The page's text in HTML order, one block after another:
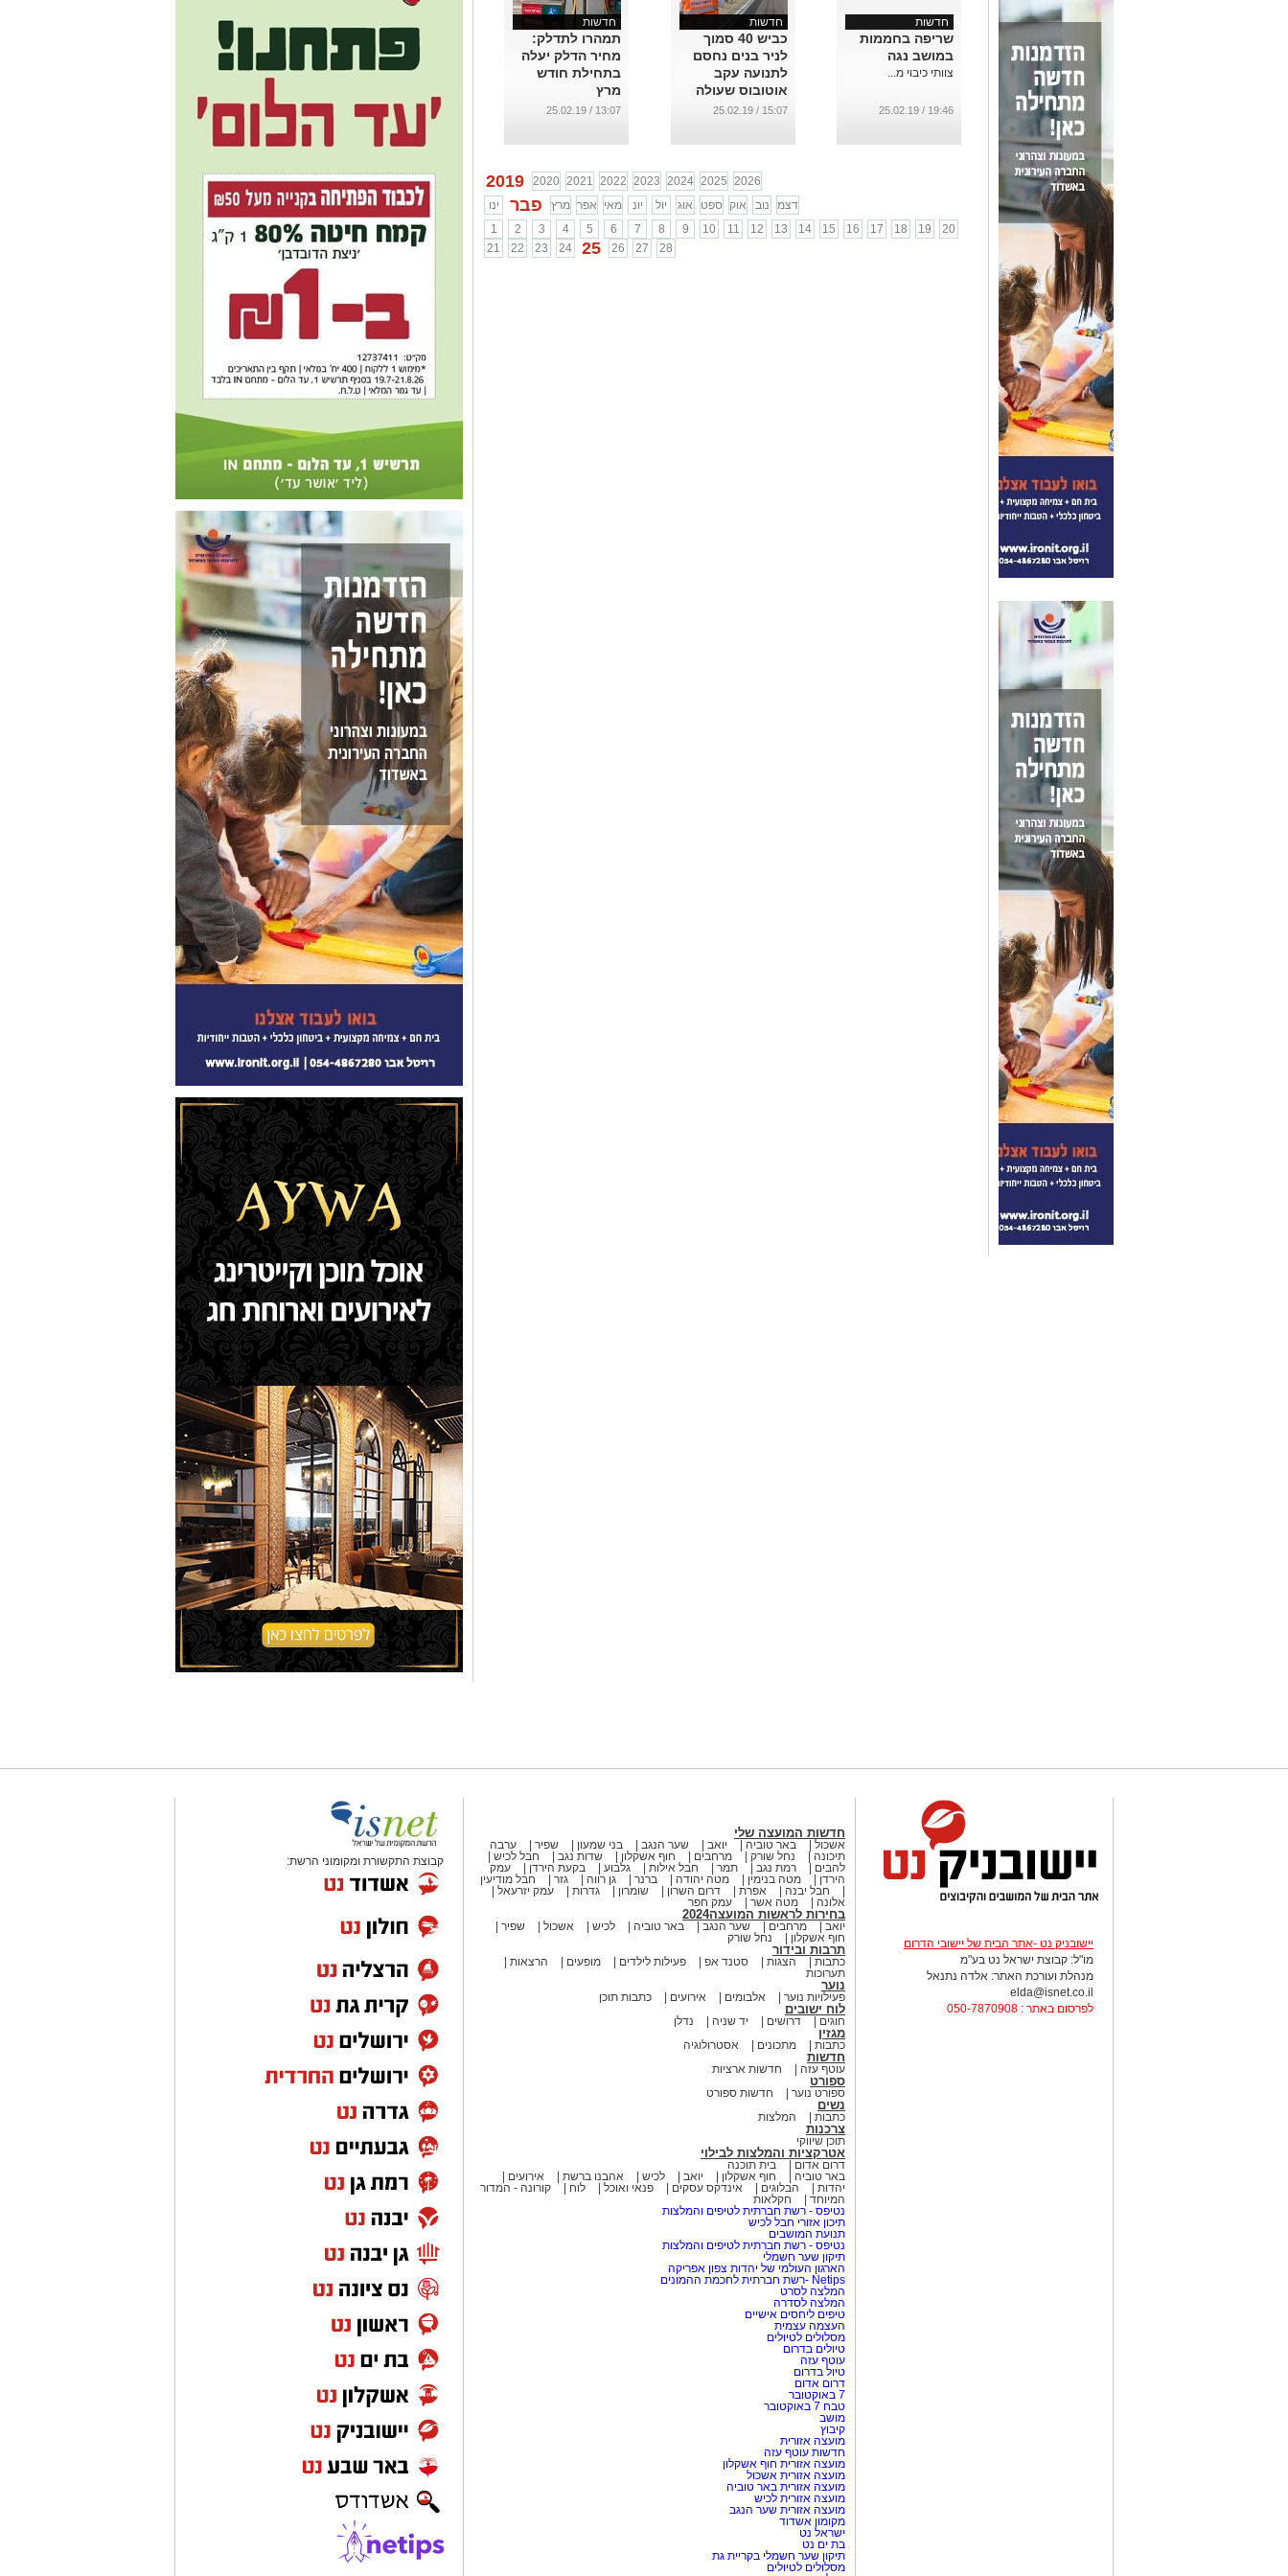
חדשות
שריפה בחממות
במושב נגה
צוותי כיבוי מ...
19:46 / 25.02.19
חדשות
כביש 40 סמוך
לניר בנים נחסם
לתנועה עקב
אוטובוס שעולה
באש
15:07 / 25.02.19
חדשות
תמהרו לתדלק:
מחיר הדלק יעלה
בתחילת חודש
מרץ
...
13:07 / 25.02.19
2019 2020 2021 2022 2023 2024 2025 2026
ינו
פבר מרץ אפר מאי יונ יול אוג ספט אוק נוב
דצמ
1
2 3 4 5 6 7 8 9 10 11 12 13 14 15 16 17 18 19
20
21
22 23 24 25 26 27 28
יישובניק נט -אתר הבית של יישובי הדרום
מו"ל: קבוצת ישראל נט בע"מ
מנהלת ועורכת האתר: אלדה נתנאל
elda@isnet.co.il
לפרסום באתר : 050-7870908
חדשות המועצה שלי
אשכול באר טוביה יואב שער הנגב בני שמעון שפיר
ערבה
תיכונה
נחל שורק מרחבים חוף אשקלון שדות נגב
חבל לכיש
להבים
רמת נגב תמר חבל אילות גלבוע בקעת הירדן
עמק
הירדן
מטה בנימין מטה יהודה ברנר גן רווה גזר
חבל מודיעין
חבל יבנה
אפרת דרום השרון שומרון גדרות
עמק יזרעאל
אלונה
מטה אשר עמק חפר
בחירות לראשות המועצה2024
יואב מרחבים שער הנגב באר טוביה לכיש אשכול
שפיר
חוף אשקלון
נחל שורק
תרבות ובידור
כתבות הצגות סטנד אפ פעילות לילדים מופעים
הרצאות
תערוכות
נוער
פעילויות נוער אלבומים אירועים כתבות תוכן
לוח ישובים
חוגים דרושים יד שניה נדלן
מגזין
כתבות מתכונים אסטרולוגיה
חדשות
עוטף עזה חדשות ארציות
ספורט
ספורט נוער חדשות ספורט
נשים
כתבות המלצות
צרכנות
תוכן שיווקי
אטרקציות והמלצות לבילוי
דרום אדום
בית תוכנה
באר טוביה
חוף אשקלון יואב לכיש אהבנו ברשת
אירועים
יהדות
הבלוגים אינדקס עסקים פנאי ואוכל לוח
קורונה - המדור
המיוחד
חקלאות
נטיפס - רשת חברתית לטיפים והמלצות
תיכון אזורי חבל לכיש
תנועת המושבים
נטיפס - רשת חברתית לטיפים והמלצות
תיקון שער חשמלי
הארגון העולמי של יהדות צפון אפריקה
Netips -רשת חברתית לחכמת ההמונים
המלצה לסרט
המלצה לסדרה
טיפים ליחסים אישיים
העצמה עצמית
מסלולים לטיולים
טיולים בדרום
עוטף עזה
טיול בדרום
דרום אדום
7 באוקטובר
טבח 7 באוקטובר
מושב
קיבוץ
מועצה אזורית
חדשות עוטף עזה
מועצה אזורית חוף אשקלון
מועצה אזורית אשכול
מועצה אזורית באר טוביה
מועצה אזורית לכיש
מועצה אזורית שער הנגב
מקומון אשדוד
ישראל נט
בת ים נט
תיקון שער חשמלי בקריית גת
מסלולים לטיולים
קבוצת התקשורת ומקומוני הרשת: